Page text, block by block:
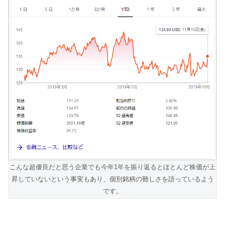
こんな超優良だと思う企業でも今年1年を振り返るとほとんど株価が上
昇していないという事実もあり、個別銘柄の難しさを語っているよう
です。